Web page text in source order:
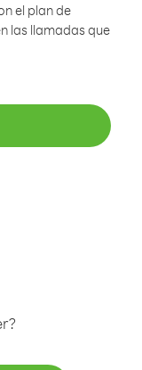
el plan de
las llamadas que